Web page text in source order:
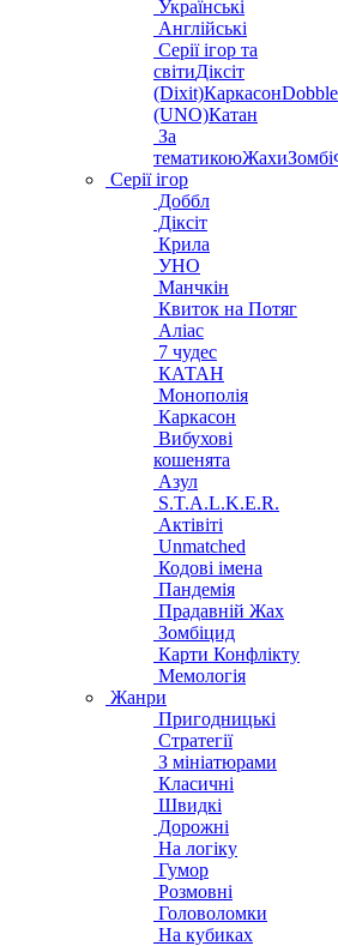
Українські
Англійські
Серії ігор та
світиДіксіт
(Dixit)КаркасонDobble
(UNO)Катан
За
тематикоюЖахиЗомбі
Серії ігор
Доббл
Діксіт
Крила
УНО
Манчкін
Квиток на Потяг
Аліас
7 чудес
КАТАН
Монополія
Каркасон
Вибухові
кошенята
Азул
S.T.A.L.K.E.R.
Актівіті
Unmatched
Кодові імена
Пандемія
Прадавній Жах
Зомбіцид
Карти Конфлікту
Мемологія
Жанри
Пригодницькі
Стратегії
З мініатюрами
Класичні
Швидкі
Дорожні
На логіку
Гумор
Розмовні
Головоломки
На кубиках